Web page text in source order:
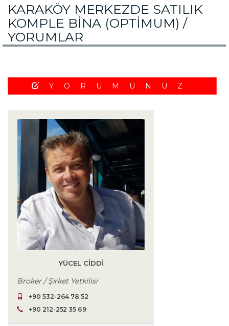
KARAKÖY MERKEZDE SATILIK
KOMPLE BİNA (OPTİMUM) /
YORUMLAR
YORUMUNUZ
YÜCEL CIDDI
Broker / Şirket Yetkilisi
+90 532-264 78 52
+90 212-252 35 69